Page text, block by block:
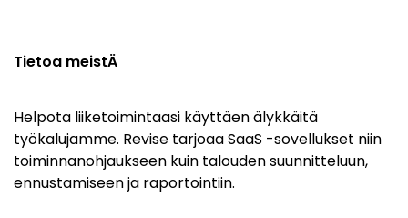
Tietoa meistÄ
Helpota liiketoimintaasi käyttäen älykkäitä
työkalujamme. Revise tarjoaa SaaS -sovellukset niin
toiminnanohjaukseen kuin talouden suunnitteluun,
ennustamiseen ja raportointiin.